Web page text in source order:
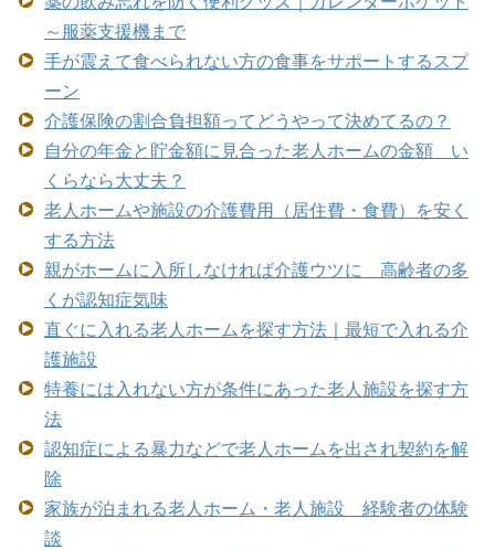
～服薬支援機まで
手が震えて食べられない方の食事をサポートするスプ
ーン
介護保険の割合負担額ってどうやって決めてるの？
自分の年金と貯金額に見合った老人ホームの金額 い
くらなら大丈夫？
老人ホームや施設の介護費用（居住費・食費）を安く
する方法
親がホームに入所しなければ介護ウツに 高齢者の多
くが認知症気味
直ぐに入れる老人ホームを探す方法｜最短で入れる介
護施設
特養には入れない方が条件にあった老人施設を探す方
法
認知症による暴力などで老人ホームを出され契約を解
除
家族が泊まれる老人ホーム・老人施設 経験者の体験
談